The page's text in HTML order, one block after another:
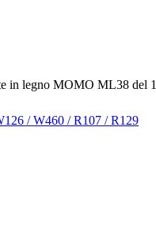
in legno MOMO ML38 del